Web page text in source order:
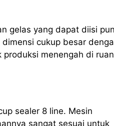
gelas yang dapat diisi pun
cukup besar
menengah di
sealer 8 line. Mesin
sangat sesuai untuk